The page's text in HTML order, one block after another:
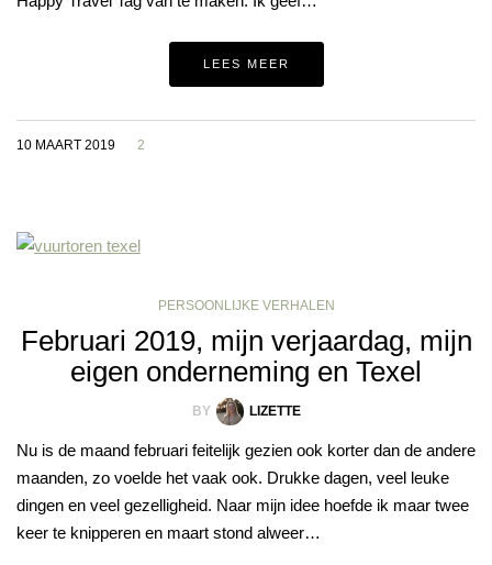
LEES MEER
10 MAART 2019 2
PERSOONLIJKE VERHALEN
Februari 2019, mijn verjaardag, mijn
eigen onderneming en Texel
BY LIZETTE
Nu is de maand februari feitelijk gezien ook korter dan de andere
maanden, zo voelde het vaak ook. Drukke dagen, veel leuke
dingen en veel gezelligheid. Naar mijn idee hoefde ik maar twee
keer te knipperen en maart stond alweer…